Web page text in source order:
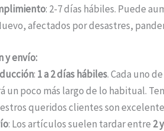
: 2-7 días hábiles. Puede
afectados por desastres,
y envío:
: 1 a 2 días hábiles. Cada uno
un poco más largo de lo habitual.
queridos clientes son
: Los artículos suelen tardar entre 2